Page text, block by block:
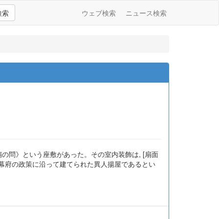
索 ウェブ検索 ニュース検索
問》という座敷があった。その室内装飾は, [扇面
の政策に沿って建てられた異人揚屋であるとい